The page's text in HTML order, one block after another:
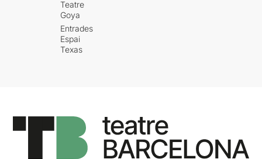
Teatre
Goya
Entrades
Espai
Texas